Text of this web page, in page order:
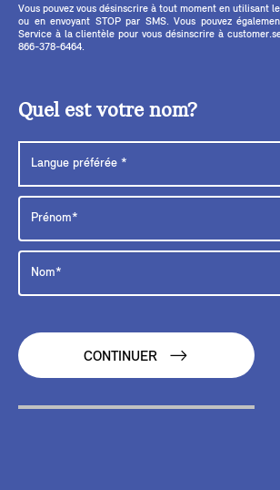
Vous pouvez vous désinscrire à tout moment en utilisant
ou en envoyant STOP par SMS. Vous pouvez
Service à la clientèle pour vous désinscrire à
866-378-6464.
Quel est votre nom?
CONTINUER